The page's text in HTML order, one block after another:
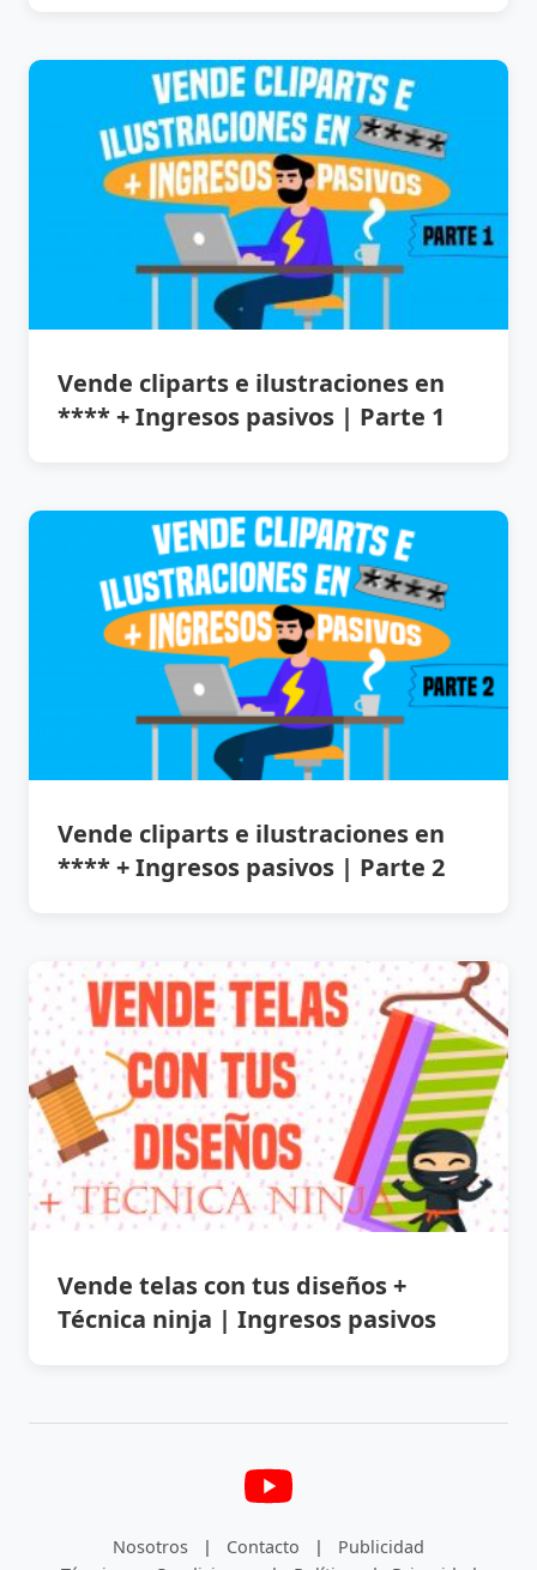
Vende cliparts e ilustraciones en
**** + Ingresos pasivos | Parte 1
Vende cliparts e ilustraciones en
**** + Ingresos pasivos | Parte 2
Vende telas con tus diseños +
Técnica ninja | Ingresos pasivos
Nosotros | Contacto |
Publicidad